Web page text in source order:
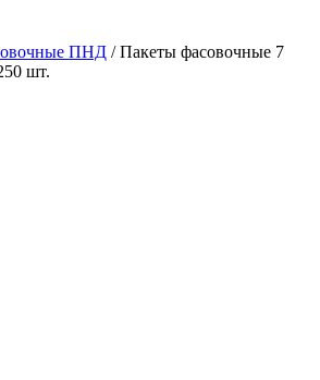
ПНД / Пакеты фасовочные 7
шт.